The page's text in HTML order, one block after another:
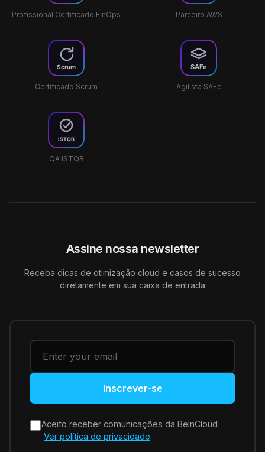
Profissional Certificado FinOps Parceiro AWS
Certificado Scrum Agilista SAFe
QA ISTQB
Assine nossa newsletter
Receba dicas de otimização cloud e casos de sucesso
diretamente em sua caixa de entrada
Inscrever-se
Aceito receber comunicações da BeInCloud
Ver política de privacidade